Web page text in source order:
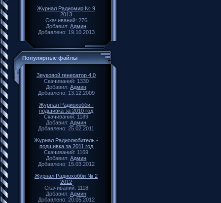
Журнал Радиомир № 9
2013
Скачиваний: 276
Добавил: Админ
Добавлено: 19.10.2013
Популярные файлы
Звуковой генератор 4.0
Скачиваний: 1330
Добавил: Админ
Добавлено: 13.12.2009
Журнал Радиохобби -
подшивка за 2010 год
Скачиваний: 1189
Добавил: Админ
Добавлено: 25.02.2011
Журнал Радиолюбитель -
подшивка за 2011 год
Скачиваний: 1169
Добавил: Админ
Добавлено: 15.03.2012
Журнал Радиохобби № 2
2012
Скачиваний: 1118
Добавил: Админ
Добавлено: 20.05.2012